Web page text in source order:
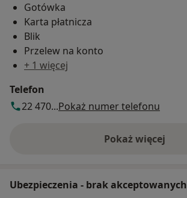
Gotówka
Karta płatnicza
Blik
Przelew na konto
+ 1 więcej
Telefon
22 470...Pokaż numer telefonu
Pokaż więcej
o adresie
Ubezpieczenia - brak akceptowanych